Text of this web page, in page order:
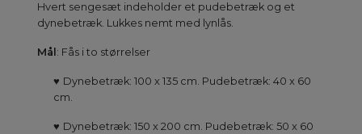
Hvert sengesæt indeholder et pudebetræk og et
dynebetræk. Lukkes nemt med lynlås.
Mål : Fås i to størrelser
♥ Dynebetræk: 100 x 135 cm. Pudebetræk: 40 x 60
cm.
♥ Dynebetræk: 150 x 200 cm. Pudebetræk: 50 x 60